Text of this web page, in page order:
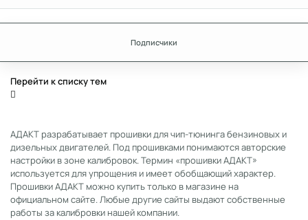
Подписчики
Перейти к списку тем
АДАКТ разрабатывает прошивки для чип-тюнинга бензиновых и
дизельных двигателей. Под прошивками понимаются авторские
настройки в зоне калибровок. Термин «прошивки АДАКТ»
используется для упрощения и имеет обобщающий характер.
Прошивки АДАКТ можно купить только в магазине на
официальном сайте. Любые другие сайты выдают собственные
работы за калибровки нашей компании.